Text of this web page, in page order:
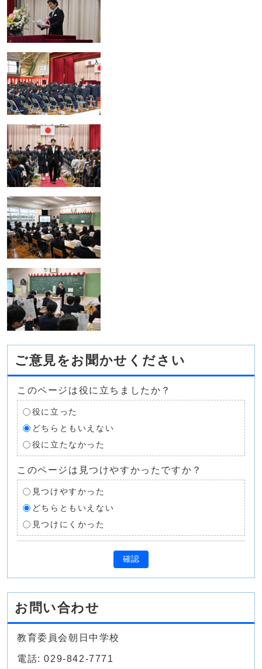
ご意見をお聞かせください
このページは役に立ちましたか？
役に立った
どちらともいえない
役に立たなかった
このページは見つけやすかったですか？
見つけやすかった
どちらともいえない
見つけにくかった
確認
お問い合わせ
教育委員会朝日中学校
電話: 029-842-7771